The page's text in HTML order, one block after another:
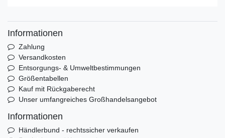
Informationen
Zahlung
Versandkosten
Entsorgungs- & Umweltbestimmungen
Größentabellen
Kauf mit Rückgaberecht
Unser umfangreiches Großhandelsangebot
Informationen
Händlerbund - rechtssicher verkaufen